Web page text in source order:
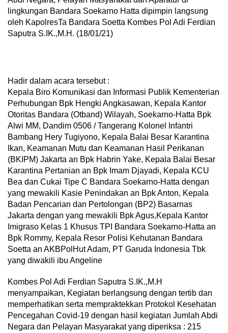
lingkungan Bandara Soekarno Hatta dipimpin langsung
oleh KapolresTa Bandara Soetta Kombes Pol Adi Ferdian
Saputra S.IK.,M.H. (18/01/21)
Hadir dalam acara tersebut :
Kepala Biro Komunikasi dan Informasi Publik Kementerian
Perhubungan Bpk Hengki Angkasawan, Kepala Kantor
Otoritas Bandara (Otband) Wilayah, Soekarno-Hatta Bpk
Alwi MM, Dandim 0506 / Tangerang Kolonel Infantri
Bambang Hery Tugiyono, Kepala Balai Besar Karantina
Ikan, Keamanan Mutu dan Keamanan Hasil Perikanan
(BKIPM) Jakarta an Bpk Habrin Yake, Kepala Balai Besar
Karantina Pertanian an Bpk Imam Djayadi, Kepala KCU
Bea dan Cukai Tipe C Bandara Soekarno-Hatta dengan
yang mewakili Kasie Penindakan an Bpk Anton, Kepala
Badan Pencarian dan Pertolongan (BP2) Basarnas
Jakarta dengan yang mewakili Bpk Agus,Kepala Kantor
Imigraso Kelas 1 Khusus TPI Bandara Soekarno-Hatta an
Bpk Rommy, Kepala Resor Polisi Kehutanan Bandara
Soetta an AKBPolHut Adam, PT Garuda Indonesia Tbk
yang diwakili ibu Angeline
Kombes Pol Adi Ferdian Saputra S.IK.,M.H
menyampaikan, Kegiatan berlangsung dengan tertib dan
memperhatikan serta mempraktekkan Protokol Kesehatan
Pencegahan Covid-19 dengan hasil kegiatan Jumlah Abdi
Negara dan Pelayan Masyarakat yang diperiksa : 215